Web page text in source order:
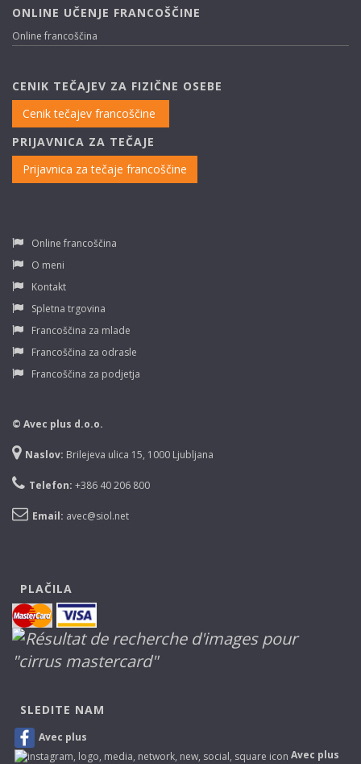
ONLINE UČENJE FRANCOŠČINE
Online francoščina
CENIK TEČAJEV ZA FIZIČNE OSEBE
Cenik tečajev francoščine
PRIJAVNICA ZA TEČAJE
Prijavnica za tečaje francoščine
Online francoščina
O meni
Kontakt
Spletna trgovina
Francoščina za mlade
Francoščina za odrasle
Francoščina za podjetja
© Avec plus d.o.o.
Naslov: Brilejeva ulica 15, 1000 Ljubljana
Telefon: +386 40 206 800
Email: avec@siol.net
PLAČILA
SLEDITE NAM
Avec plus
Avec plus